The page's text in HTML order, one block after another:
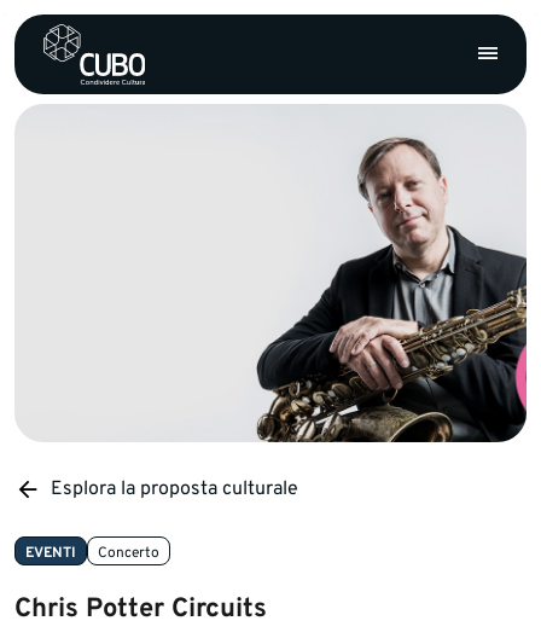
Esplora la proposta culturale
EVENTI Concerto
Chris Potter Circuits